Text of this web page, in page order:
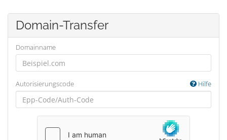
Domain-Transfer
Domainname
Autorisierungscode Hilfe